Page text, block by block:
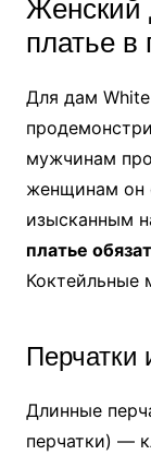
Женский
платье в
Для дам
мужчинам
женщинам он
изысканным
платье
Коктейльные
Длинные
перчатки) —